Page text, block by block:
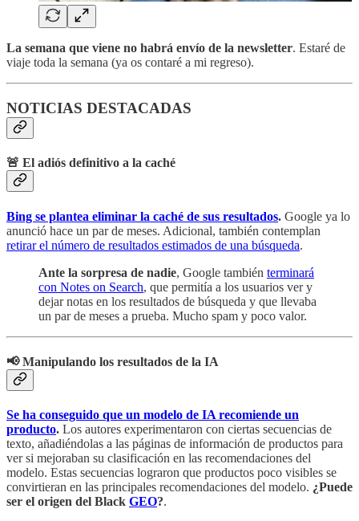
La semana que viene no habrá envío de la newsletter. Estaré de
viaje toda la semana (ya os contaré a mi regreso).
NOTICIAS DESTACADAS
🚨 El adiós definitivo a la caché
Bing se plantea eliminar la caché de sus resultados. Google ya lo
anunció hace un par de meses. Adicional, también contemplan
retirar el número de resultados estimados de una búsqueda.
Ante la sorpresa de nadie, Google también terminará
con Notes on Search, que permitía a los usuarios ver y
dejar notas en los resultados de búsqueda y que llevaba
un par de meses a prueba. Mucho spam y poco valor.
📢 Manipulando los resultados de la IA
Se ha conseguido que un modelo de IA recomiende un
producto. Los autores experimentaron con ciertas secuencias de
texto, añadiéndolas a las páginas de información de productos para
ver si mejoraban su clasificación en las recomendaciones del
modelo. Estas secuencias lograron que productos poco visibles se
convirtieran en las principales recomendaciones del modelo. ¿Puede
ser el origen del Black GEO?.